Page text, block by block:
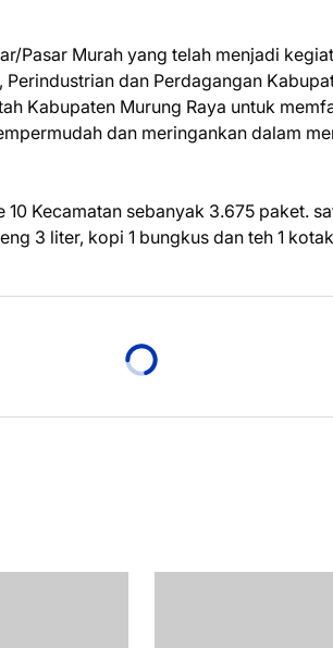
Pasar Murah yang telah menjadi
Perindustrian dan Perdagangan
Kabupaten Murung Raya untuk
dan meringankan dalam
10 Kecamatan sebanyak 3.675 paket.
3 liter, kopi 1 bungkus dan teh 1